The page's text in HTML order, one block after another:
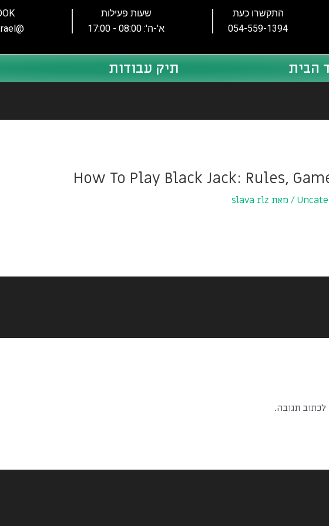
התקשרו כעת
054-559-1394
שעות פעילות
א'-ה': 08:00 - 17:00
@prostyleisrael
הבית תיק עבודות
How To Play Black Jack: Rules,
/ מאת slava rlz
לכתוב תגובה.